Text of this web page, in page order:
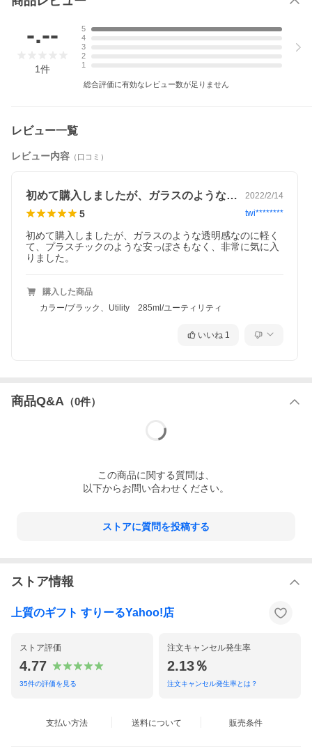
-.--
1件
5
4
3
2
1
総合評価に有効なレビュー数が足りません
レビュー一覧
レビュー内容 （口コミ）
初めて購入しましたが、ガラスのような透… 2022/2/14
5 twi********
初めて購入しましたが、ガラスのような透明感なのに軽く
て、プラスチックのような安っぽさもなく、非常に気に入
りました。
購入した商品
カラー/ブラック、Utility 285ml/ユーティリティ
いいね 1
商品Q&A （0件）
この商品に関する質問は、
以下からお問い合わせください。
ストアに質問を投稿する
ストア情報
上質のギフト すりーるYahoo!店
ストア評価
4.77
35件の評価を見る
注文キャンセル発生率
2.13％
注文キャンセル発生率とは？
支払い方法 送料について 販売条件